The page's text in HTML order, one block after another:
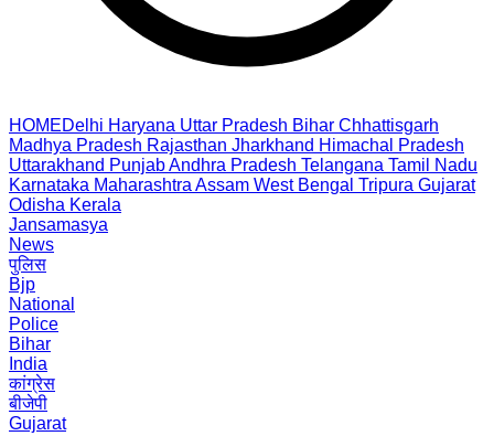
HOMEDelhi Haryana Uttar Pradesh Bihar Chhattisgarh
Madhya Pradesh Rajasthan Jharkhand Himachal Pradesh
Uttarakhand PunjabAndhra Pradesh Telangana Tamil Nadu
Karnataka Maharashtra Assam West Bengal Tripura Gujarat
Odisha Kerala
Jansamasya
News
पुलिस
Bjp
National
Police
Bihar
India
कांग्रेस
बीजेपी
Gujarat